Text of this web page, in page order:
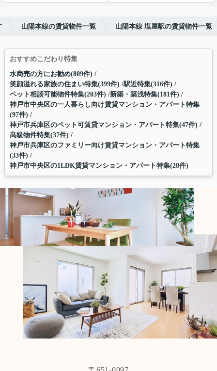
山陽本線の賃貸物件一覧 山陽本線 塩屋駅の賃貸物件一覧
おすすめこだわり特集
水商売の方にお勧め(809件)
笑顔溢れる家族の住まい特集(399件) 駅近特集(316件)
ペット相談可能物件特集(203件) 新築・築浅特集(181件)
神戸市中央区の一人暮らし向け賃貸マンション・アパート特集
(97件)
神戸市兵庫区のペット可賃貸マンション・アパート特集(47件)
高級物件特集(37件)
神戸市兵庫区のファミリー向け賃貸マンション・アパート特集
(33件)
神戸市中央区の1LDK賃貸マンション・アパート特集(28件)